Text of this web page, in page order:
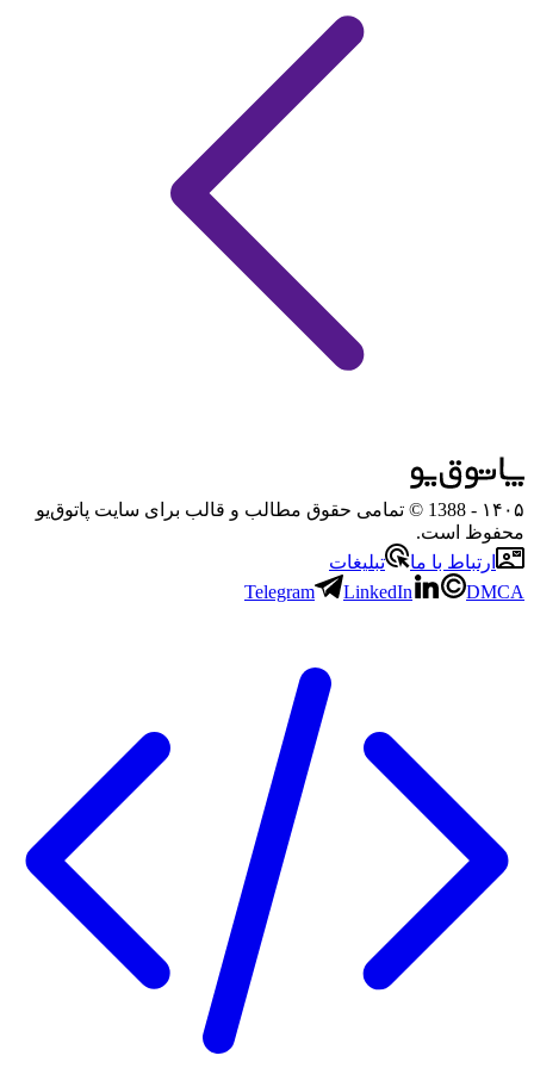
۱۴۰۵
- 1388 © تمامی حقوق مطالب و قالب برای سایت پاتوق‌یو
محفوظ است.
ارتباط با ما
تبلیغات
Telegram
LinkedIn DMCA